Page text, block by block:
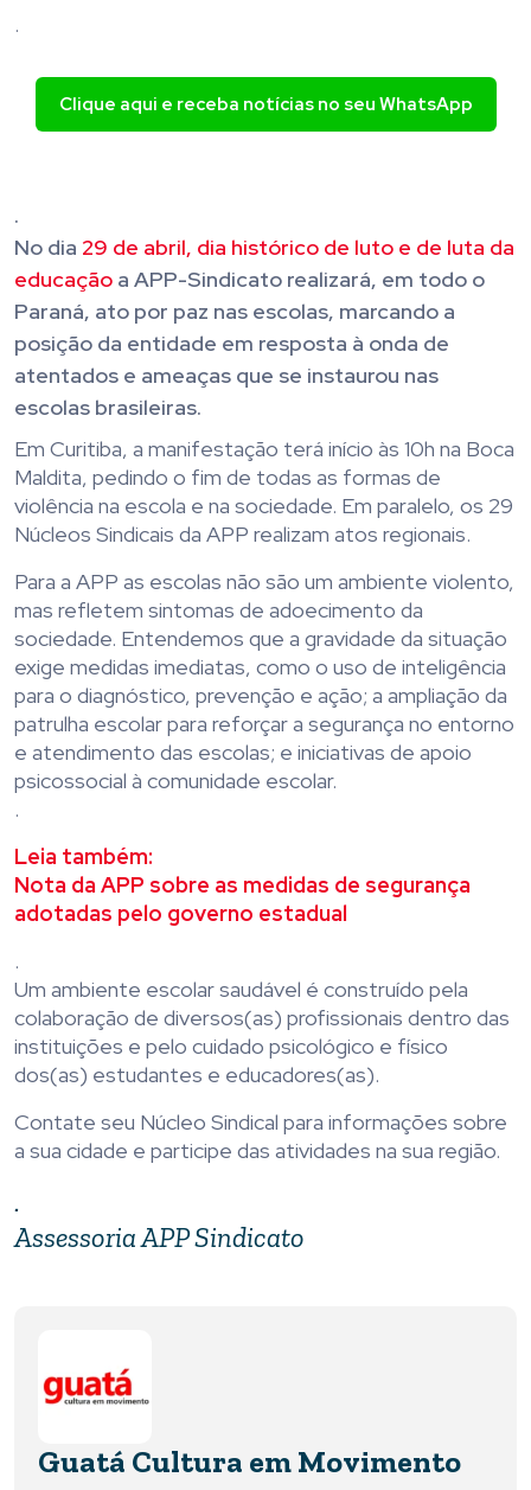
.
Clique aqui e receba notícias no seu WhatsApp
.
No dia 29 de abril, dia histórico de luto e de luta da
educação a APP-Sindicato realizará, em todo o
Paraná, ato por paz nas escolas, marcando a
posição da entidade em resposta à onda de
atentados e ameaças que se instaurou nas
escolas brasileiras.
Em Curitiba, a manifestação terá início às 10h na Boca
Maldita, pedindo o fim de todas as formas de
violência na escola e na sociedade. Em paralelo, os 29
Núcleos Sindicais da APP realizam atos regionais.
Para a APP as escolas não são um ambiente violento,
mas refletem sintomas de adoecimento da
sociedade. Entendemos que a gravidade da situação
exige medidas imediatas, como o uso de inteligência
para o diagnóstico, prevenção e ação; a ampliação da
patrulha escolar para reforçar a segurança no entorno
e atendimento das escolas; e iniciativas de apoio
psicossocial à comunidade escolar.
.
Leia também:
Nota da APP sobre as medidas de segurança
adotadas pelo governo estadual
.
Um ambiente escolar saudável é construído pela
colaboração de diversos(as) profissionais dentro das
instituições e pelo cuidado psicológico e físico
dos(as) estudantes e educadores(as).
Contate seu Núcleo Sindical para informações sobre
a sua cidade e participe das atividades na sua região.
.
Assessoria APP Sindicato
Guatá Cultura em Movimento